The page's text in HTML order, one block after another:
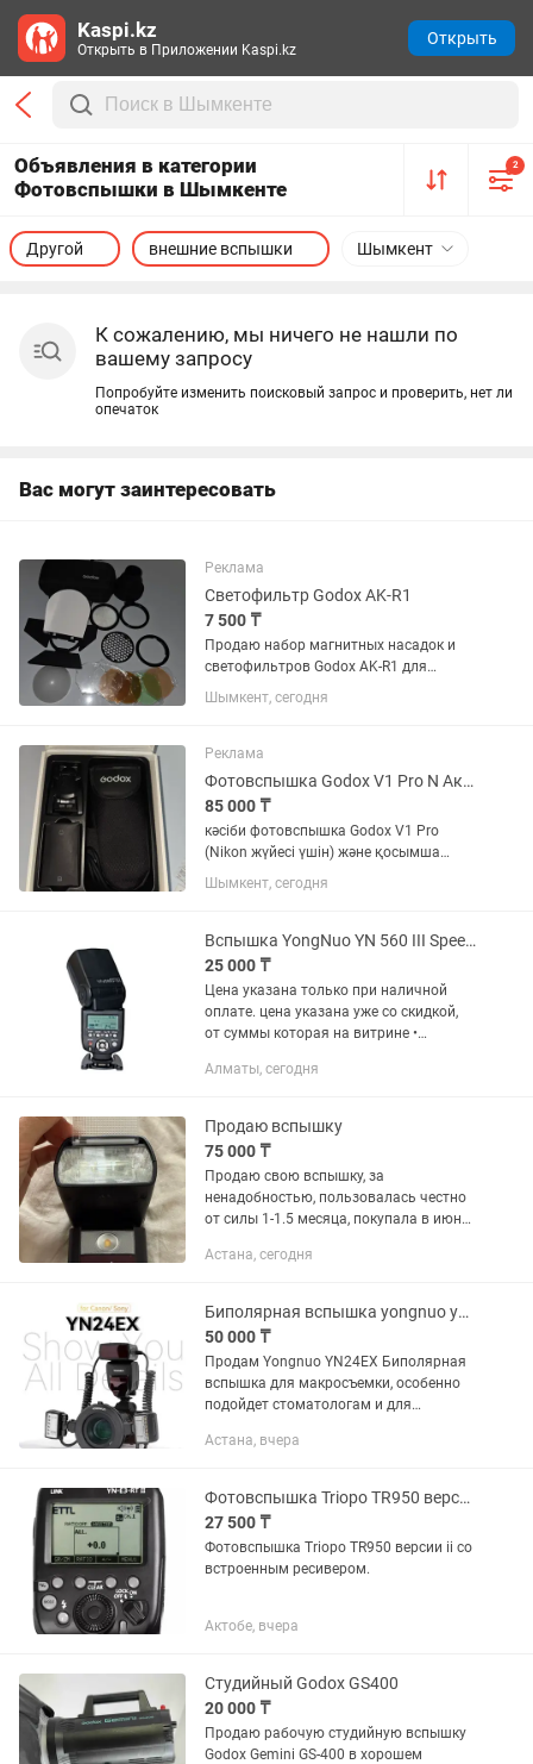
Объявления в категории
Фотовспышки в Шымкенте
2
Шымкент
Другой внешние вспышки
К сожалению, мы ничего не нашли по
вашему запросу
Попробуйте изменить поисковый запрос и проверить, нет ли
опечаток
Вас могут заинтересовать
Реклама
Светофильтр Godox AK-R1
7 500 ₸
Продаю набор магнитных насадок и
светофильтров Godox AK-R1 для
накамерных вспышек. Состояние:
Хорошее, все основные элементы в
Включает в себя шторку, соты
(сотовый...
Шымкент, сегодня
Реклама
Фотовспышка Godox V1 Pro N Аккумулятор Godox VB30
85 000 ₸
кәсіби фотовспышка Godox V1 Pro
(Nikon жүйесі үшін) және қосымша
түпнұсқа аккумулятор Godox VB30
жиынтығымен. Жағдайы: Жұмысы өте
ауыстырылған (оригинал тетікпен...
Шымкент, сегодня
Вспышка YongNuo YN 560 III Speedlite Рассрочка Магазин Red Geek
25 000 ₸
Цена указана только при наличной
оплате. цена указана уже со скидкой,
от суммы которая на витрине •
Гарантия -30 дней • Вспышка YongNuo
Алматы, сегодня
Продаю вспышку
75 000 ₸
Продаю свою вспышку, за
ненадобностью, пользовалась честно
от силы 1-1.5 месяца, покупала в июне,
идеальном состоянии Я уже не
и...
Астана, сегодня
Биполярная вспышка yongnuo yn24ex
50 000 ₸
Продам Yongnuo YN24EX Биполярная
вспышка для макросъемки, особенно
подойдет стоматологам и для
каспи кз Состояние отличное,
Астана, вчера
Фотовспышка Triopo TR950 версии ii со встроенным ресивером.
27 500 ₸
Фотовспышка Triopo TR950 версии ii со
встроенным ресивером.
Актобе, вчера
Студийный Godox GS400
20 000 ₸
Продаю рабочую студийную вспышку
Godox Gemini GS‑400 в хорошем
Kaspi.kz
Открыть в Приложении Kaspi.kz
Открыть